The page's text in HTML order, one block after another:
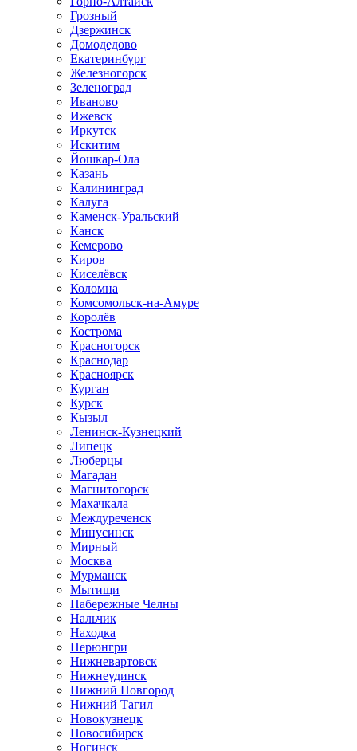
Грозный
Дзержинск
Домодедово
Екатеринбург
Железногорск
Зеленоград
Иваново
Ижевск
Иркутск
Искитим
Йошкар-Ола
Казань
Калининград
Калуга
Каменск-Уральский
Канск
Кемерово
Киров
Киселёвск
Коломна
Комсомольск-на-Амуре
Королёв
Кострома
Красногорск
Краснодар
Красноярск
Курган
Курск
Кызыл
Ленинск-Кузнецкий
Липецк
Люберцы
Магадан
Магнитогорск
Махачкала
Междуреченск
Минусинск
Мирный
Москва
Мурманск
Мытищи
Набережные Челны
Нальчик
Находка
Нерюнгри
Нижневартовск
Нижнеудинск
Нижний Новгород
Нижний Тагил
Новокузнецк
Новосибирск
Ногинск